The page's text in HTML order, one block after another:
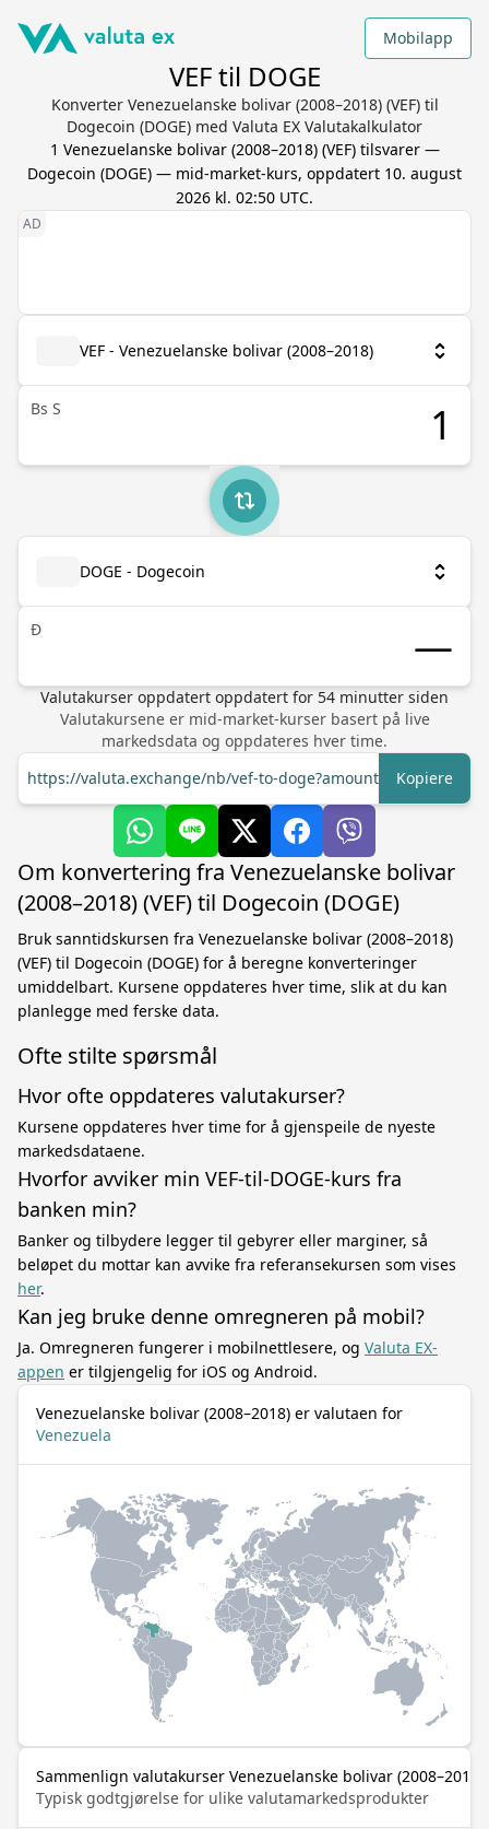
Mobilapp
VEF til DOGE
Konverter Venezuelanske bolivar (2008–2018) (VEF) til
Dogecoin (DOGE) med Valuta EX Valutakalkulator
1 Venezuelanske bolivar (2008–2018)(VEF) tilsvarer —
Dogecoin (DOGE) — mid-market-kurs, oppdatert 10. august
2026 kl. 02:50 UTC.
VEF - Venezuelanske bolivar (2008–2018)
Bs S
DOGE - Dogecoin
Ð
Valutakurser oppdatert oppdatert for 54 minutter siden
Valutakursene er mid-market-kurser basert på live
markedsdata og oppdateres hver time.
https://valuta.exchange/nb/vef-to-doge?amount=1 Kopiere
Om konvertering fra Venezuelanske bolivar
(2008–2018) (VEF) til Dogecoin (DOGE)
Bruk sanntidskursen fra Venezuelanske bolivar (2008–2018)
(VEF) til Dogecoin (DOGE) for å beregne konverteringer
umiddelbart. Kursene oppdateres hver time, slik at du kan
planlegge med ferske data.
Ofte stilte spørsmål
Hvor ofte oppdateres valutakurser?
Kursene oppdateres hver time for å gjenspeile de nyeste
markedsdataene.
Hvorfor avviker min VEF-til-DOGE-kurs fra
banken min?
Banker og tilbydere legger til gebyrer eller marginer, så
beløpet du mottar kan avvike fra referansekursen som vises
her.
Kan jeg bruke denne omregneren på mobil?
Ja. Omregneren fungerer i mobilnettlesere, og Valuta EX-
appen er tilgjengelig for iOS og Android.
Venezuelanske bolivar (2008–2018) er valutaen for
Venezuela
Sammenlign valutakurser Venezuelanske bolivar
Typisk godtgjørelse for ulike valutamarkedsprodukter